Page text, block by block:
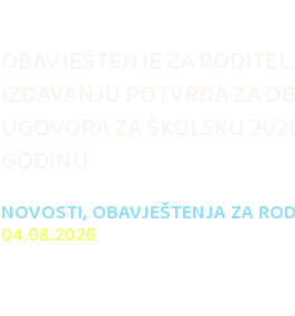
NOVOSTI, OBAVJEŠTENJA ZA
04.08.2026